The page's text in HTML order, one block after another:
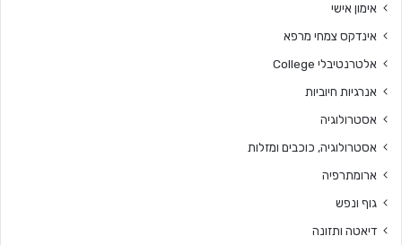
אימון אישי
אינדקס צמחי מרפא
אלטרנטיבלי College
אנרגיות חיוביות
אסטרולוגיה
אסטרולוגיה, כוכבים ומזלות
ארומתרפיה
גוף ונפש
דיאטה ותזונה